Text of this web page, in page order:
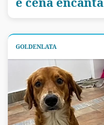
GOLDENLATA